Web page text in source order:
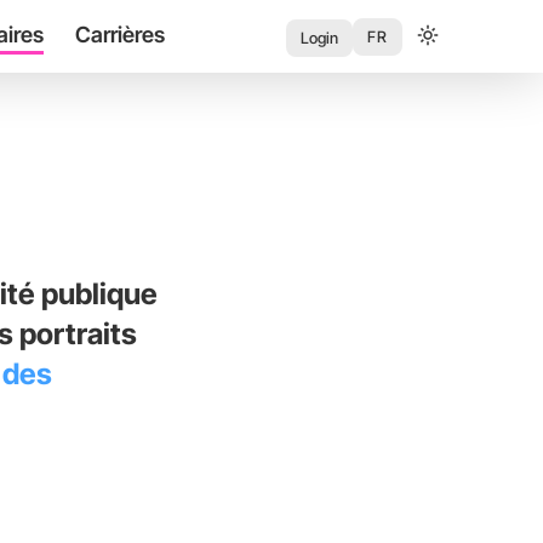
Carrières
User
Login FR
publique
portraits